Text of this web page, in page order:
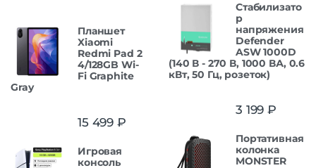
Планшет
Xiaomi
Redmi Pad 2
4/128GB Wi-
Fi Graphite
Gray
15 499 ₽
Игровая
консоль
Стабилизато
р
напряжения
Defender
ASW 1000D
(140 В - 270 В, 1000 ВА, 0.6
кВт, 50 Гц, розеток)
3 199 ₽
Портативная
колонка
MONSTER